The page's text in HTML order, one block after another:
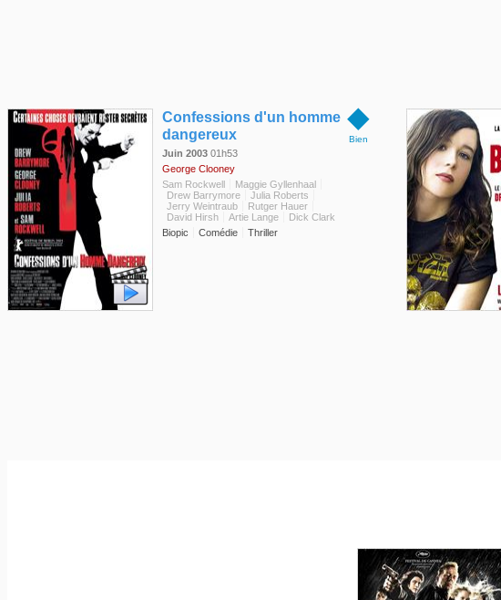
◆
Bien
Confessions d'un homme
dangereux
Juin 2003 01h53
George Clooney
Sam Rockwell
Maggie Gyllenhaal
Drew Barrymore
Julia Roberts
Jerry Weintraub
Rutger Hauer
David Hirsh
Artie Lange
Dick Clark
Biopic
Comédie Thriller